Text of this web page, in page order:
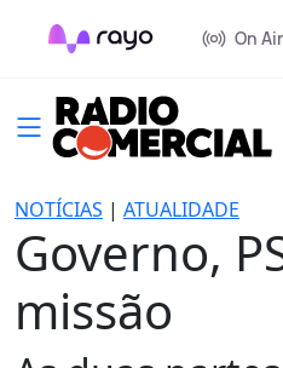
On Air
NOTÍCIAS | ATUALIDADE
Governo,
missão